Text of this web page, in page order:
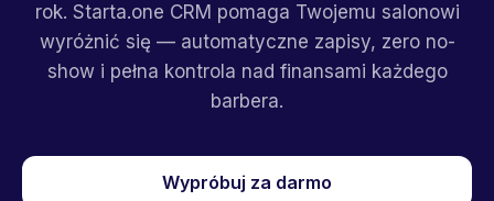
rok. Starta.one CRM pomaga Twojemu salonowi
wyróżnić się — automatyczne zapisy, zero no-
show i pełna kontrola nad finansami każdego
barbera.
Wypróbuj za darmo